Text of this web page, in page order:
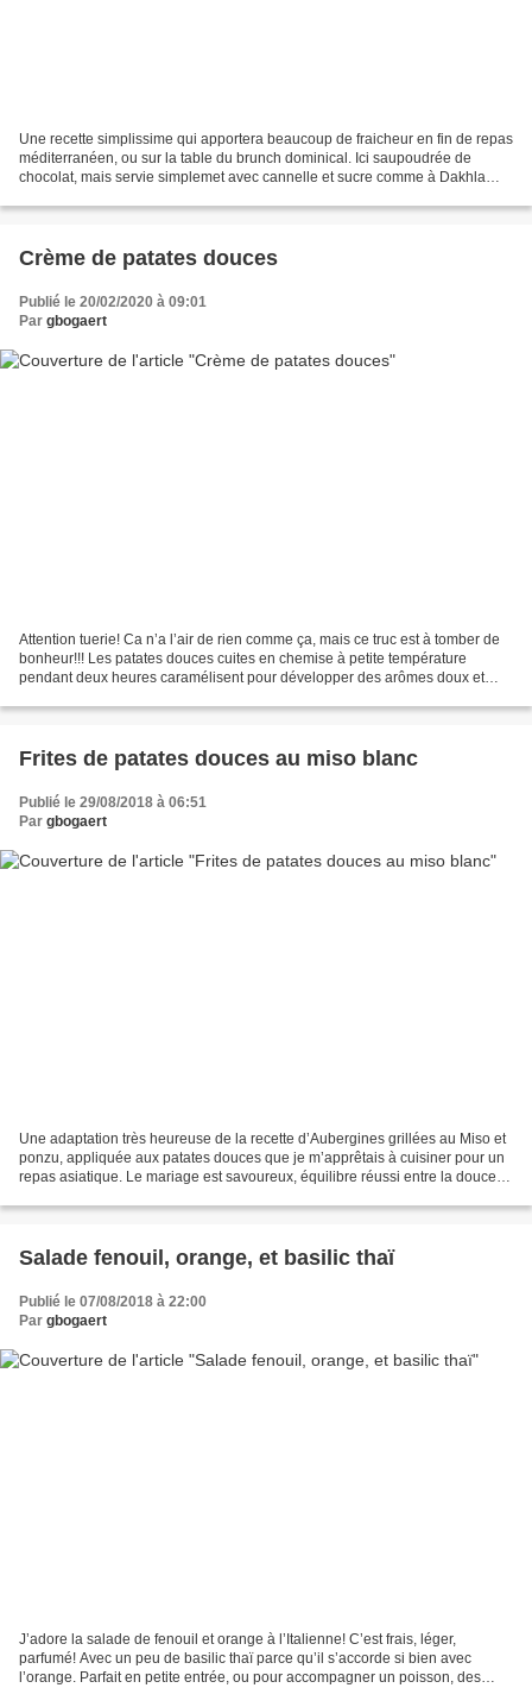
Une recette simplissime qui apportera beaucoup de fraicheur en fin de repas
méditerranéen, ou sur la table du brunch dominical. Ici saupoudrée de
chocolat, mais servie simplemet avec cannelle et sucre comme à Dakhla
Crème de patates douces
Publié le 20/02/2020 à 09:01
Par gbogaert
Attention tuerie! Ca n’a l’air de rien comme ça, mais ce truc est à tomber de
bonheur!!! Les patates douces cuites en chemise à petite température
pendant deux heures caramélisent pour développer des arômes doux et
Frites de patates douces au miso blanc
Publié le 29/08/2018 à 06:51
Par gbogaert
Une adaptation très heureuse de la recette d’Aubergines grillées au Miso et
ponzu, appliquée aux patates douces que je m’apprêtais à cuisiner pour un
repas asiatique. Le mariage est savoureux, équilibre réussi entre la douceur
Salade fenouil, orange, et basilic thaï
Publié le 07/08/2018 à 22:00
Par gbogaert
J’adore la salade de fenouil et orange à l’Italienne! C’est frais, léger,
parfumé! Avec un peu de basilic thaï parce qu’il s’accorde si bien avec
l’orange. Parfait en petite entrée, ou pour accompagner un poisson, des